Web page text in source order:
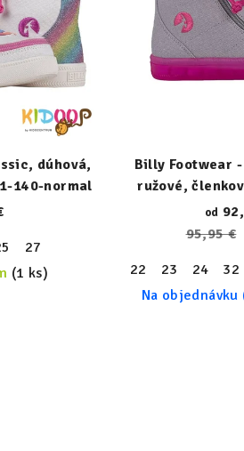
dúhová,
140-normal
27
(1 ks)
Billy Footwear
ružové,
050-
od
95,95 €
22 23 24 32
Na